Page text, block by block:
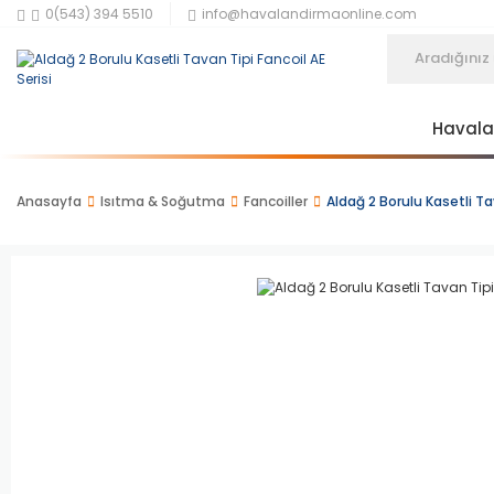
0(543) 394 5510 info@havalandirmaonline.com
Anasayfa Isıtma & Soğutma Fancoiller Aldağ 2 Borulu Kasetli